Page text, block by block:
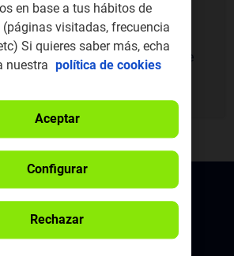
SIM de llamaya puedes activar
saldo mandando un SMS con el
desde la app o desde tu área de
a un punto de venta
en base a tus hábitos de
visitadas, frecuencia
Si quieres saber más, echa
nuestra política de cookies
Rechazar
Aceptar
Configurar